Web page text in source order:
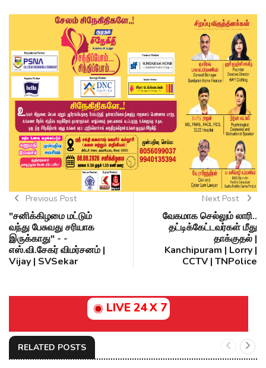
Previous Post
"சனிக்கிழமை மட்டும்
வந்து பேசுவது சரியாக
இருக்காது" - -
எஸ்.வி.சேகர் விமர்சனம் |
Vijay | SVSekar
Next Post
வேகமாக செல்லும் லாரி..
தட்டிக்கேட்டவர்கள் மீது
தாக்குதல் |
Kanchipuram | Lorry |
CCTV | TNPolice
LIVE 24 X 7
RELATED POSTS